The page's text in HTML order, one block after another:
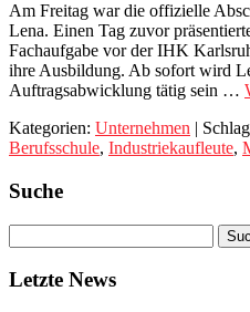
Am Freitag war die offizielle
Lena. Einen Tag zuvor
Fachaufgabe vor der IHK
ihre Ausbildung. Ab sofort wird
Auftragsabwicklung tätig sein …
Kategorien: Unternehmen |
Berufsschule, Industriekaufleute,
Suche
Letzte News